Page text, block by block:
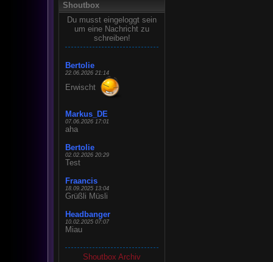
Shoutbox
Du musst eingeloggt sein
um eine Nachricht zu
schreiben!
Bertolie
22.06.2026 21:14
Erwischt
Markus_DE
07.06.2026 17:01
aha
Bertolie
02.02.2026 20:29
Test
Fraancis
18.09.2025 13:04
Grüßli Müsli
Headbanger
10.02.2025 07:07
Miau
Shoutbox Archiv